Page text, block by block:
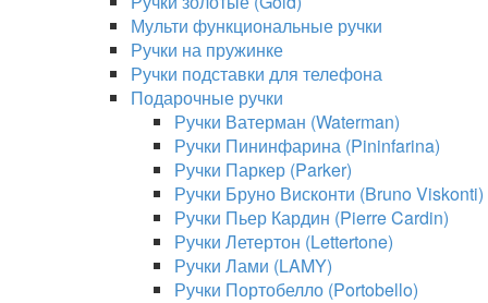
Мульти функциональные ручки
Ручки на пружинке
Ручки подставки для телефона
Подарочные ручки
Ручки Ватерман (Waterman)
Ручки Пининфарина (Pininfarina)
Ручки Паркер (Parker)
Ручки Бруно Висконти (Bruno Viskonti)
Ручки Пьер Кардин (Pierre Cardin)
Ручки Летертон (Lettertone)
Ручки Лами (LAMY)
Ручки Портобелло (Portobello)